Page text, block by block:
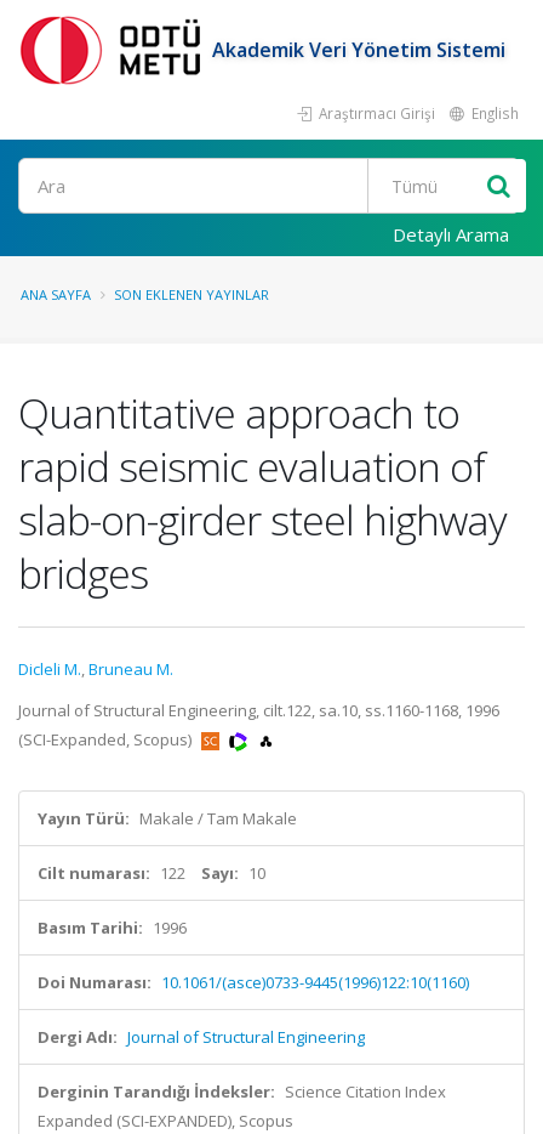
Akademik Veri Yönetim Sistemi
Araştırmacı Girişi English
Ara
Detaylı Arama
ANA SAYFA SON EKLENEN YAYINLAR
Quantitative approach to
rapid seismic evaluation of
slab-on-girder steel highway
bridges
Dicleli M.,Bruneau M.
Journal of Structural Engineering, cilt.122, sa.10, ss.1160-1168, 1996
(SCI-Expanded, Scopus)
Yayın Türü: Makale / Tam Makale
Cilt numarası: 122 Sayı: 10
Basım Tarihi: 1996
Doi Numarası: 10.1061/(asce)0733-9445(1996)122:10(1160)
Dergi Adı: Journal of Structural Engineering
Derginin Tarandığı İndeksler: Science Citation Index
Expanded (SCI-EXPANDED), Scopus